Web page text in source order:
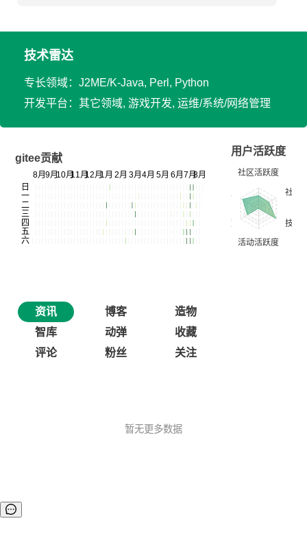
技术雷达
专长领域：J2ME/K-Java, Perl, Python
开发平台：其它领域, 游戏开发, 运维/系统/网络管理
gitee贡献
用户活跃度
资讯 博客
造物
智库
动弹
收藏
评论
粉丝 关注
暂无更多数据